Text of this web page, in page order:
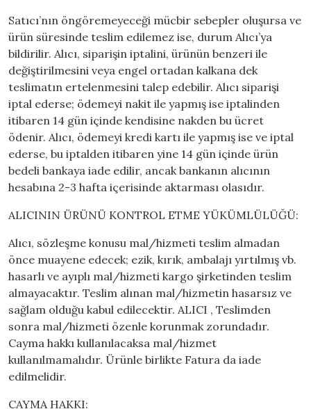
Satıcı’nın öngöremeyeceği mücbir sebepler oluşursa ve
ürün süresinde teslim edilemez ise, durum Alıcı’ya
bildirilir. Alıcı, siparişin iptalini, ürünün benzeri ile
değiştirilmesini veya engel ortadan kalkana dek
teslimatın ertelenmesini talep edebilir. Alıcı siparişi
iptal ederse; ödemeyi nakit ile yapmış ise iptalinden
itibaren 14 gün içinde kendisine nakden bu ücret
ödenir. Alıcı, ödemeyi kredi kartı ile yapmış ise ve iptal
ederse, bu iptalden itibaren yine 14 gün içinde ürün
bedeli bankaya iade edilir, ancak bankanın alıcının
hesabına 2-3 hafta içerisinde aktarması olasıdır.
ALICININ ÜRÜNÜ KONTROL ETME YÜKÜMLÜLÜĞÜ:
Alıcı, sözleşme konusu mal/hizmeti teslim almadan
önce muayene edecek; ezik, kırık, ambalajı yırtılmış vb.
hasarlı ve ayıplı mal/hizmeti kargo şirketinden teslim
almayacaktır. Teslim alınan mal/hizmetin hasarsız ve
sağlam olduğu kabul edilecektir. ALICI , Teslimden
sonra mal/hizmeti özenle korunmak zorundadır.
Cayma hakkı kullanılacaksa mal/hizmet
kullanılmamalıdır. Ürünle birlikte Fatura da iade
edilmelidir.
CAYMA HAKKI: